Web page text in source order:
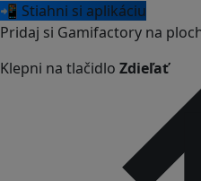
📲 Stiahni si aplikáciu
Pridaj si Gamifactory na
Klepni na tlačidlo Zdieľať